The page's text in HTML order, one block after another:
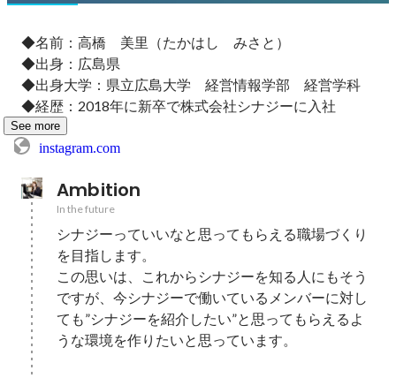
◆名前：高橋　美里（たかはし　みさと）
◆出身：広島県
◆出身大学：県立広島大学　経営情報学部　経営学科
◆経歴：2018年に新卒で株式会社シナジーに入社
See more
instagram.com
Ambition
In the future
シナジーっていいなと思ってもらえる職場づくり
を目指します。
この思いは、これからシナジーを知る人にもそう
ですが、今シナジーで働いているメンバーに対し
ても”シナジーを紹介したい”と思ってもらえるよ
うな環境を作りたいと思っています。